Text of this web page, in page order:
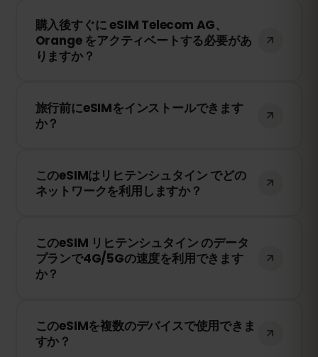
トフォンのeSIM設定でQRコードをスキャ
ンするだけで、すぐに利用できます！物理
SIMカードの交換は不要です。
購入後すぐに eSIM Telecom AG、
Orange をアクティベートする必要があ
りますか？
ます。ただし、Telecom AG、Orange の
ネットワークに接続したときにのみ有効期
旅行前にeSIMをインストールできます
か？
とをおすすめします。ただし、リヒテンシ
ュタイン に到着するまでネットワークに接
す。
このeSIMはリヒテンシュタイン でどの
ネットワークを利用しますか？
能な最高のネットワークに接続します。例
えば、Telecom AG、Orange などが含ま
れます。
このeSIM リヒテンシュタイン のデータ
プランで4G/5Gの速度を利用できます
か？
を提供し、リヒテンシュタイン で5Gが利
用可能な場合は5Gにも対応しています。快
このeSIMを複数のデバイスで使用できま
すか？